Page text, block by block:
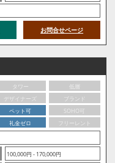
お問合せページ
タワー
低層
デザイナーズ
ブランド
ペット可
SOHO可
礼金ゼロ
フリーレント
100,000円 - 170,000円